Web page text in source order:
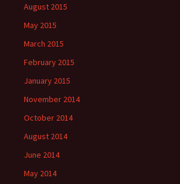
August 2015
May 2015
March 2015
February 2015
January 2015
November 2014
October 2014
August 2014
June 2014
May 2014